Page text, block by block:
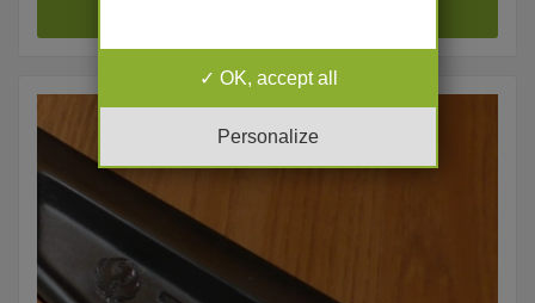
OK, accept all
Personalize